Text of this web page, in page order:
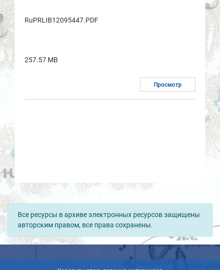
RuPRLIB12095447.PDF
257.57 MB
Просмотр
Все ресурсы в архиве электронных ресурсов защищены
авторским правом, все права сохранены.